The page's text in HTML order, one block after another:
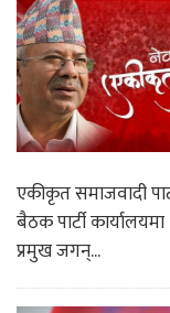
एकीकृत समाजवादी
बैठक पार्टी
प्रमुख जगन्...